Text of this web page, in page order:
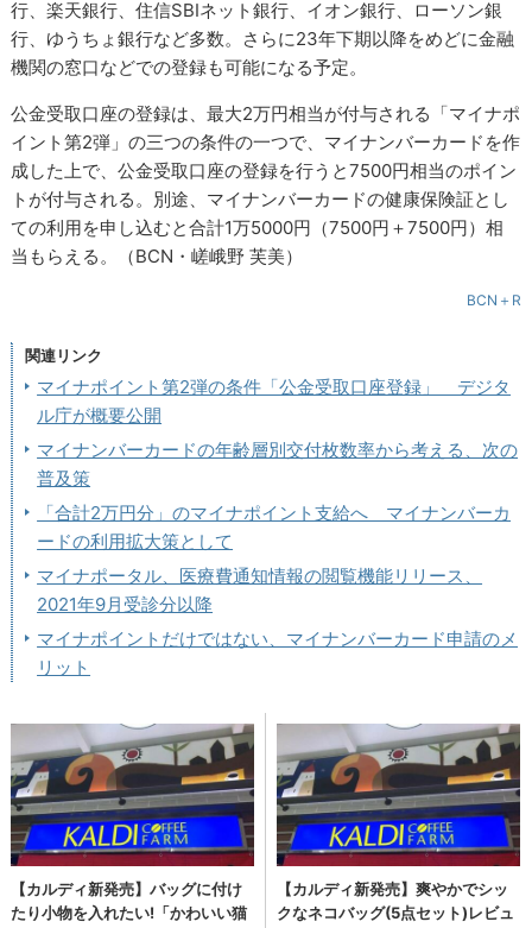
行、楽天銀行、住信SBIネット銀行、イオン銀行、ローソン銀
行、ゆうちょ銀行など多数。さらに23年下期以降をめどに金融
機関の窓口などでの登録も可能になる予定。
公金受取口座の登録は、最大2万円相当が付与される「マイナポ
イント第2弾」の三つの条件の一つで、マイナンバーカードを作
成した上で、公金受取口座の登録を行うと7500円相当のポイン
トが付与される。別途、マイナンバーカードの健康保険証とし
ての利用を申し込むと合計1万5000円（7500円＋7500円）相
当もらえる。（BCN・嵯峨野 芙美）
BCN＋R
関連リンク
マイナポイント第2弾の条件「公金受取口座登録」 デジタ
ル庁が概要公開
マイナンバーカードの年齢層別交付枚数率から考える、次の
普及策
「合計2万円分」のマイナポイント支給へ マイナンバーカ
ードの利用拡大策として
マイナポータル、医療費通知情報の閲覧機能リリース、
2021年9月受診分以降
マイナポイントだけではない、マイナンバーカード申請のメ
リット